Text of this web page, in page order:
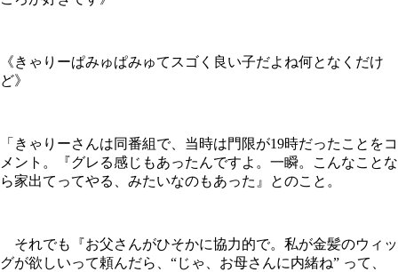
《きゃりーぱみゅぱみゅてスゴく良い子だよね何となくだけ
ど》
「きゃりーさんは同番組で、当時は門限が19時だったことをコ
メント。『グレる感じもあったんですよ。一瞬。こんなことな
ら家出てってやる、みたいなのもあった』とのこと。
それでも『お父さんがひそかに協力的で。私が金髪のウィッ
グが欲しいって頼んだら、“じゃ、お母さんに内緒ね” って、